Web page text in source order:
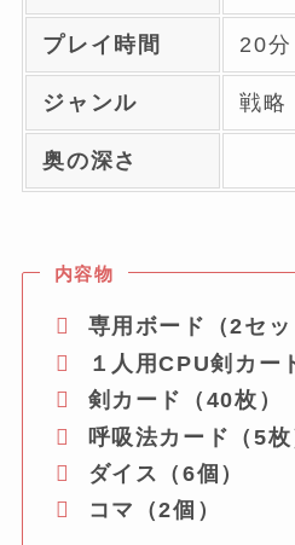
プレイ時間 20分
ジャンル 戦略
奥の深さ
内容物
専用ボード（2セッ
１人用CPU剣カー
剣カード（40枚）
呼吸法カード（5枚
ダイス（6個）
コマ（2個）